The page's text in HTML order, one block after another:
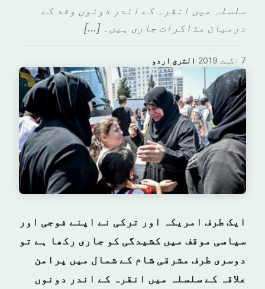
سلسلہ میں انقرہ کے اندر دونوں وفد کے
درمیان مذاکرات جاری ہیں۔ […]
الشرق اردو · 7 اگست 2019
ایک طرف امریکہ اور ترکی نے اپنے فوجی اور
سیاسی موقف میں کشیدگی کو جاری رکھا ہے تو
دوسری طرف مشرقی شام کے شمال میں پرامن
علاقہ کے سلسلہ میں انقرہ کے اندر دونوں